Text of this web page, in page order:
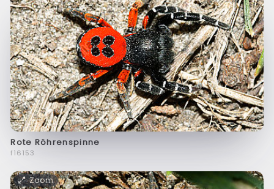
Rote Röhrenspinne
f16153
Zoom